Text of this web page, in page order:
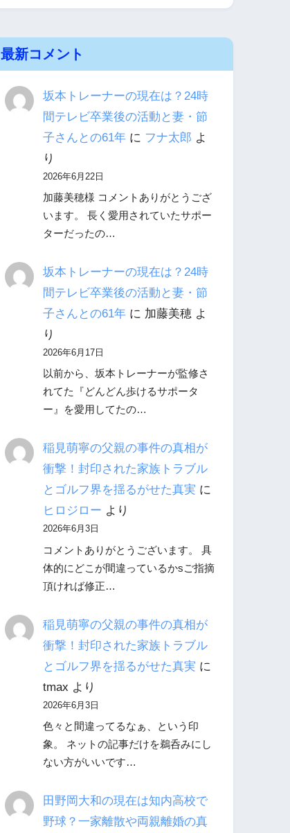
最新コメント
坂本トレーナーの現在は？24時
間テレビ卒業後の活動と妻・節
子さんとの61年に フナ太郎 よ
り
2026年6月22日
加藤美穂様 コメントありがとうござ
います。 長く愛用されていたサポー
ターだったの…
坂本トレーナーの現在は？24時
間テレビ卒業後の活動と妻・節
子さんとの61年に 加藤美穂よ
り
2026年6月17日
以前から、坂本トレーナーが監修さ
れてた『どんどん歩けるサポータ
ー』を愛用してたの…
稲見萌寧の父親の事件の真相が
衝撃！封印された家族トラブル
とゴルフ界を揺るがせた真実 に
ヒロジロー より
2026年6月3日
コメントありがとうございます。 具
体的にどこが間違っているかsご指摘
頂ければ修正…
稲見萌寧の父親の事件の真相が
衝撃！封印された家族トラブル
とゴルフ界を揺るがせた真実 に
tmax より
2026年6月3日
色々と間違ってるなぁ、という印
象。 ネットの記事だけを鵜呑みにし
ない方がいいです…
田野岡大和の現在は知内高校で
野球？一家離散や両親離婚の真